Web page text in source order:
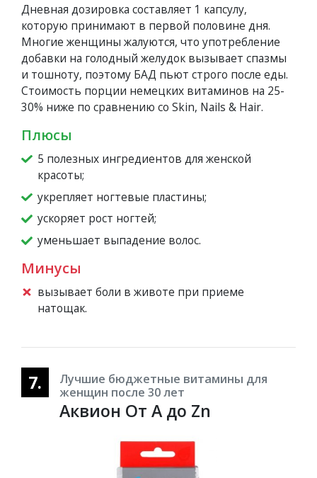
Дневная дозировка составляет 1 капсулу,
которую принимают в первой половине дня.
Многие женщины жалуются, что употребление
добавки на голодный желудок вызывает спазмы
и тошноту, поэтому БАД пьют строго после еды.
Стоимость порции немецких витаминов на 25-
30% ниже по сравнению со Skin, Nails & Hair.
Плюсы
5 полезных ингредиентов для женской
красоты;
укрепляет ногтевые пластины;
ускоряет рост ногтей;
уменьшает выпадение волос.
Минусы
вызывает боли в животе при приеме
натощак.
7.
Лучшие бюджетные витамины для
женщин после 30 лет
Аквион От A до Zn